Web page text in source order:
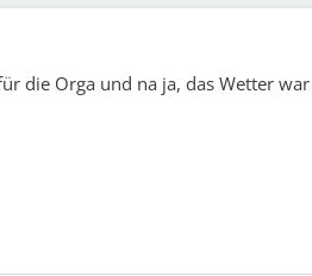
die Orga und na ja, das Wetter